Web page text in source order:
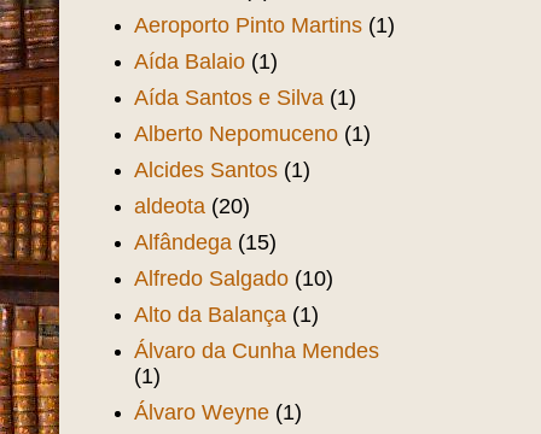
Aeroporto Pinto Martins (1)
Aída Balaio (1)
Aída Santos e Silva (1)
Alberto Nepomuceno (1)
Alcides Santos (1)
aldeota (20)
Alfândega (15)
Alfredo Salgado (10)
Alto da Balança (1)
Álvaro da Cunha Mendes
(1)
Álvaro Weyne (1)